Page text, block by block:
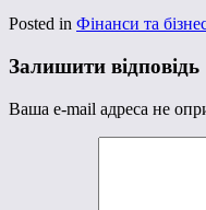
Posted in Фінанси та
Залишити відповідь
Ваша e-mail адреса не